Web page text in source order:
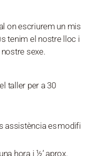
on escriurem un mis
tenim el nostre lloc i
sexe.
taller per a 30
assistència es modifi
hora i ½’ aprox.